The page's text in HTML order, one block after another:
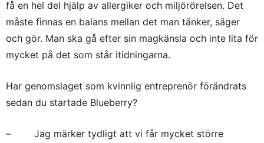
få en hel del hjälp av allergiker och miljörörelsen. Det
måste finnas en balans mellan det man tänker, säger
och gör. Man ska gå efter sin magkänsla och inte lita för
mycket på det som står itidningarna.
Har genomslaget som kvinnlig entreprenör förändrats
sedan du startade Blueberry?
– Jag märker tydligt att vi får mycket större